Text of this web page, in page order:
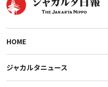
HOME
ジャカルタニュース